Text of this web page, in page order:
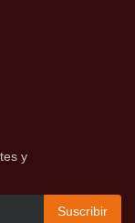
y
Suscribir